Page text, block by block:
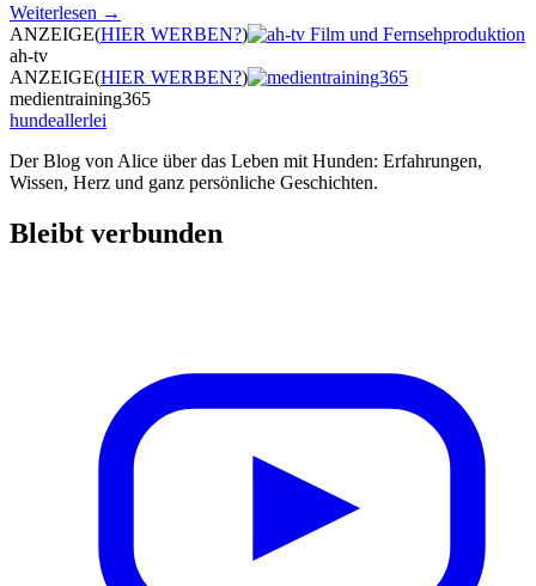
Weiterlesen →
ANZEIGE(HIER WERBEN?)
ah-tv
ANZEIGE(HIER WERBEN?)
medientraining365
hundeallerlei
Der Blog von Alice über das Leben mit Hunden: Erfahrungen,
Wissen, Herz und ganz persönliche Geschichten.
Bleibt verbunden